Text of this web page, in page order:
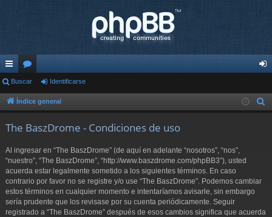
nl
ac
pi
do
s
or
os nti
Buscar Identificarse
Índice general
The BaszDrome - Condiciones de uso
Al ingresar en “The BaszDrome” (de aquí en adelante “nosotros”, “nos”,
“nuestro”, “The BaszDrome”, “http://www.baszdrome.com/phpBB3”), usted
acuerda estar legalmente sometido a los siguientes términos. En caso
contrario por favor no se registre y/o use “The BaszDrome”. Podemos cambiar
estos términos en cualquier momento e intentaríamos avisarle, sin embargo
sería prudente que los revisase por su cuenta periódicamente. Seguir
registrado a “The BaszDrome” después de esos cambios significa que acuerda